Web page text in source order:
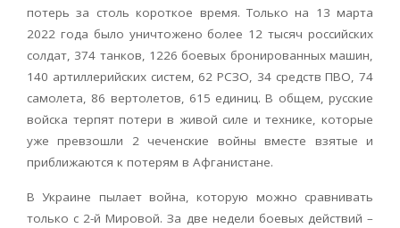
потерь за столь короткое время. Только на 13 марта
2022 года было уничтожено более 12 тысяч российских
солдат, 374 танков, 1226 боевых бронированных машин,
140 артиллерийских систем, 62 РСЗО, 34 средств ПВО, 74
самолета, 86 вертолетов, 615 единиц. В общем, русские
войска терпят потери в живой силе и технике, которые
уже превзошли 2 чеченские войны вместе взятые и
приближаются к потерям в Афганистане.
В Украине пылает война, которую можно сравнивать
только с 2-й Мировой. За две недели боевых действий –